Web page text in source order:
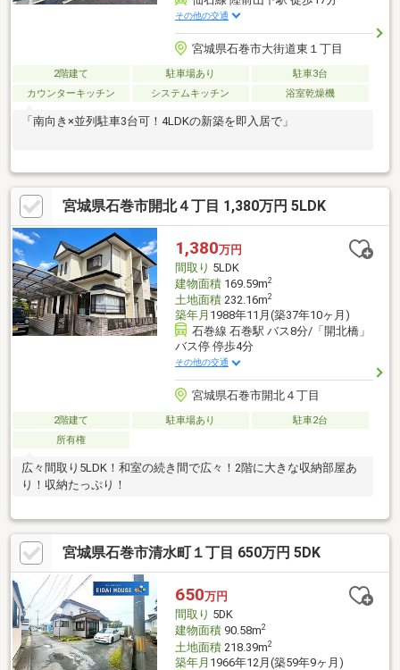
その他の交通
宮城県石巻市大街道東１丁目
2階建て 駐車場あり
駐車3台
カウンターキッチン
システムキッチン 浴室乾燥機
「南向き×並列駐車3台可！4LDKの新築を即入居で」
宮城県石巻市開北４丁目 1,380万円 5LDK
1,380万円
間取り 5LDK
建物面積169.59m2
土地面積232.16m2
築年月 1988年11月(築37年10ヶ月)
石巻線 石巻駅 バス8分/「開北橋」
バス停 停歩4分
その他の交通
宮城県石巻市開北４丁目
2階建て 駐車場あり
駐車2台
所有権
広々間取り5LDK！和室の続き間で広々！2階に大きな収納部屋あ
り！収納たっぷり！
宮城県石巻市清水町１丁目 650万円 5DK
650万円
間取り 5DK
建物面積90.58m2
土地面積218.39m2
築年月 1966年12月(築59年9ヶ月)